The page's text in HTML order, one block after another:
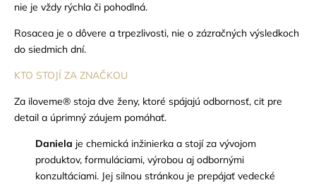
nie je vždy rýchla či pohodlná.
Rosacea je o dôvere a trpezlivosti, nie o zázračných výsledkoch
do siedmich dní.
KTO STOJÍ ZA ZNAČKOU
Za iloveme® stoja dve ženy, ktoré spájajú odbornosť, cit pre
detail a úprimný záujem pomáhať.
Daniela je chemická inžinierka a stojí za vývojom
produktov, formuláciami, výrobou aj odbornými
konzultáciami. Jej silnou stránkou je prepájať vedecké